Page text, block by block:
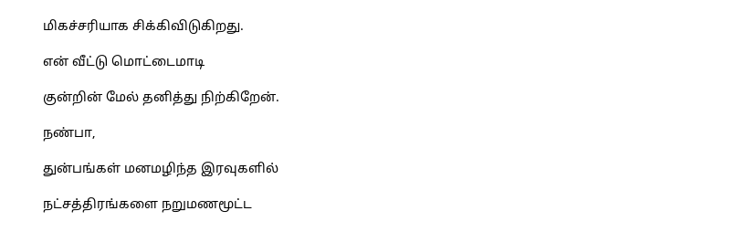
மிகச்சரியாக சிக்கிவிடுகிறது.
என் வீட்டு மொட்டைமாடி
குன்றின் மேல் தனித்து நிற்கிறேன்.
நண்பா,
துன்பங்கள் மனமழிந்த இரவுகளில்
நட்சத்திரங்களை நறுமணமூட்ட